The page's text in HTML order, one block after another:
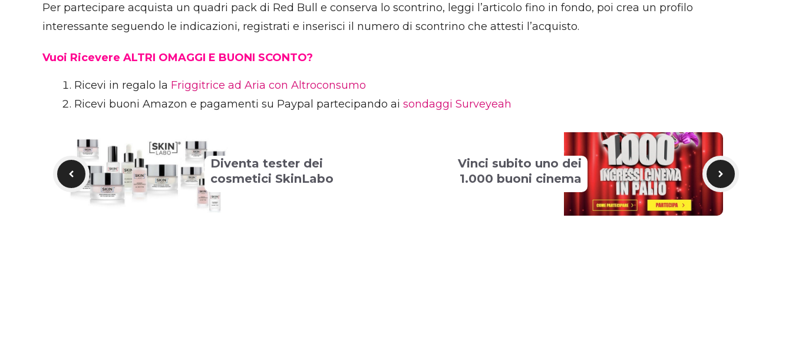
Per partecipare acquista un quadri pack di Red Bull e conserva lo scontrino, leggi l’articolo fino in fondo, poi crea un profilo
interessante seguendo le indicazioni, registrati e inserisci il numero di scontrino che attesti l’acquisto.
Vuoi Ricevere ALTRI OMAGGI E BUONI SCONTO?
Ricevi in regalo la Friggitrice ad Aria con Altroconsumo
Ricevi buoni Amazon e pagamenti su Paypal partecipando ai sondaggi Surveyeah
Diventa tester dei
cosmetici SkinLabo
Vinci subito uno dei
1.000 buoni cinema